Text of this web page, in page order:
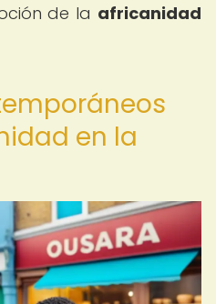
de la africanidad
en la